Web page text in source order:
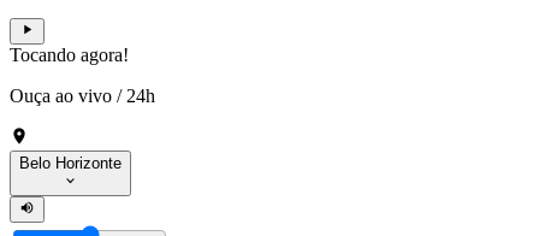
Tocando agora!
Ouça ao vivo / 24h
Belo Horizonte